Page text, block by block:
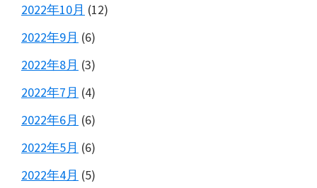
2022年10月 (12)
2022年9月 (6)
2022年8月 (3)
2022年7月 (4)
2022年6月 (6)
2022年5月 (6)
2022年4月 (5)